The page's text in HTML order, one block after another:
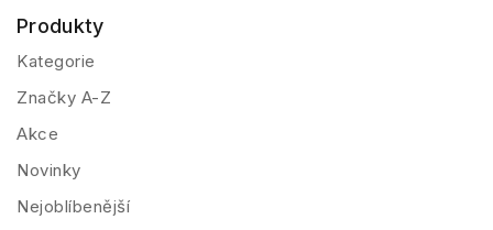
Produkty
Kategorie
Značky A-Z
Akce
Novinky
Nejoblíbenější